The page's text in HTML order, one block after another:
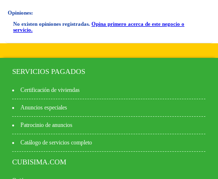
Opiniones:
No existen opiniones registradas. Opina primero acerca de este negocio o
servicio.
SERVICIOS PAGADOS
Certificación de viviendas
Anuncios especiales
Patrocinio de anuncios
Catálogo de servicios completo
CUBISIMA.COM